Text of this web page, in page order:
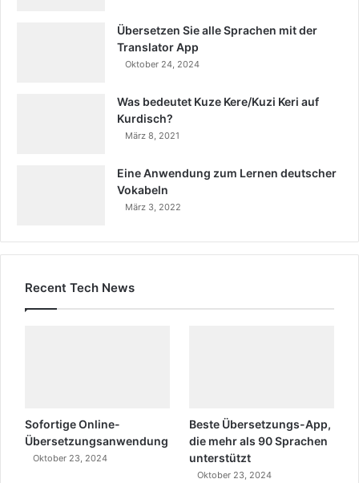
Übersetzen Sie alle Sprachen mit der
Translator App
Oktober 24, 2024
Was bedeutet Kuze Kere/Kuzi Keri auf
Kurdisch?
März 8, 2021
Eine Anwendung zum Lernen deutscher
Vokabeln
März 3, 2022
Recent Tech News
Sofortige Online-
Übersetzungsanwendung
Oktober 23, 2024
Beste Übersetzungs-App,
die mehr als 90 Sprachen
unterstützt
Oktober 23, 2024